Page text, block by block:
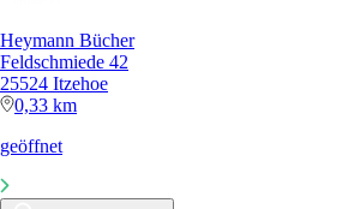
Heymann Bücher
Feldschmiede 42
25524 Itzehoe
0,33 km
geöffnet